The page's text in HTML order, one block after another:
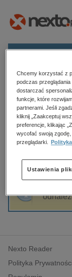
Kategorie
Zobacz
dzienniki
edukacja
hobby,
polityka,
Strona główna
Nexto Reader
Polityka Prywatności
Chcemy korzystać z
podczas przeglądania
dostarczać
funkcje, które
partnerami. Jeśli
kliknij „Zaakceptuj
preferencje, klikając
wycofać swoją
przeglądarki.
Ustawienia